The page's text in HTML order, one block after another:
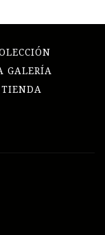
GALERÍA
TIENDA